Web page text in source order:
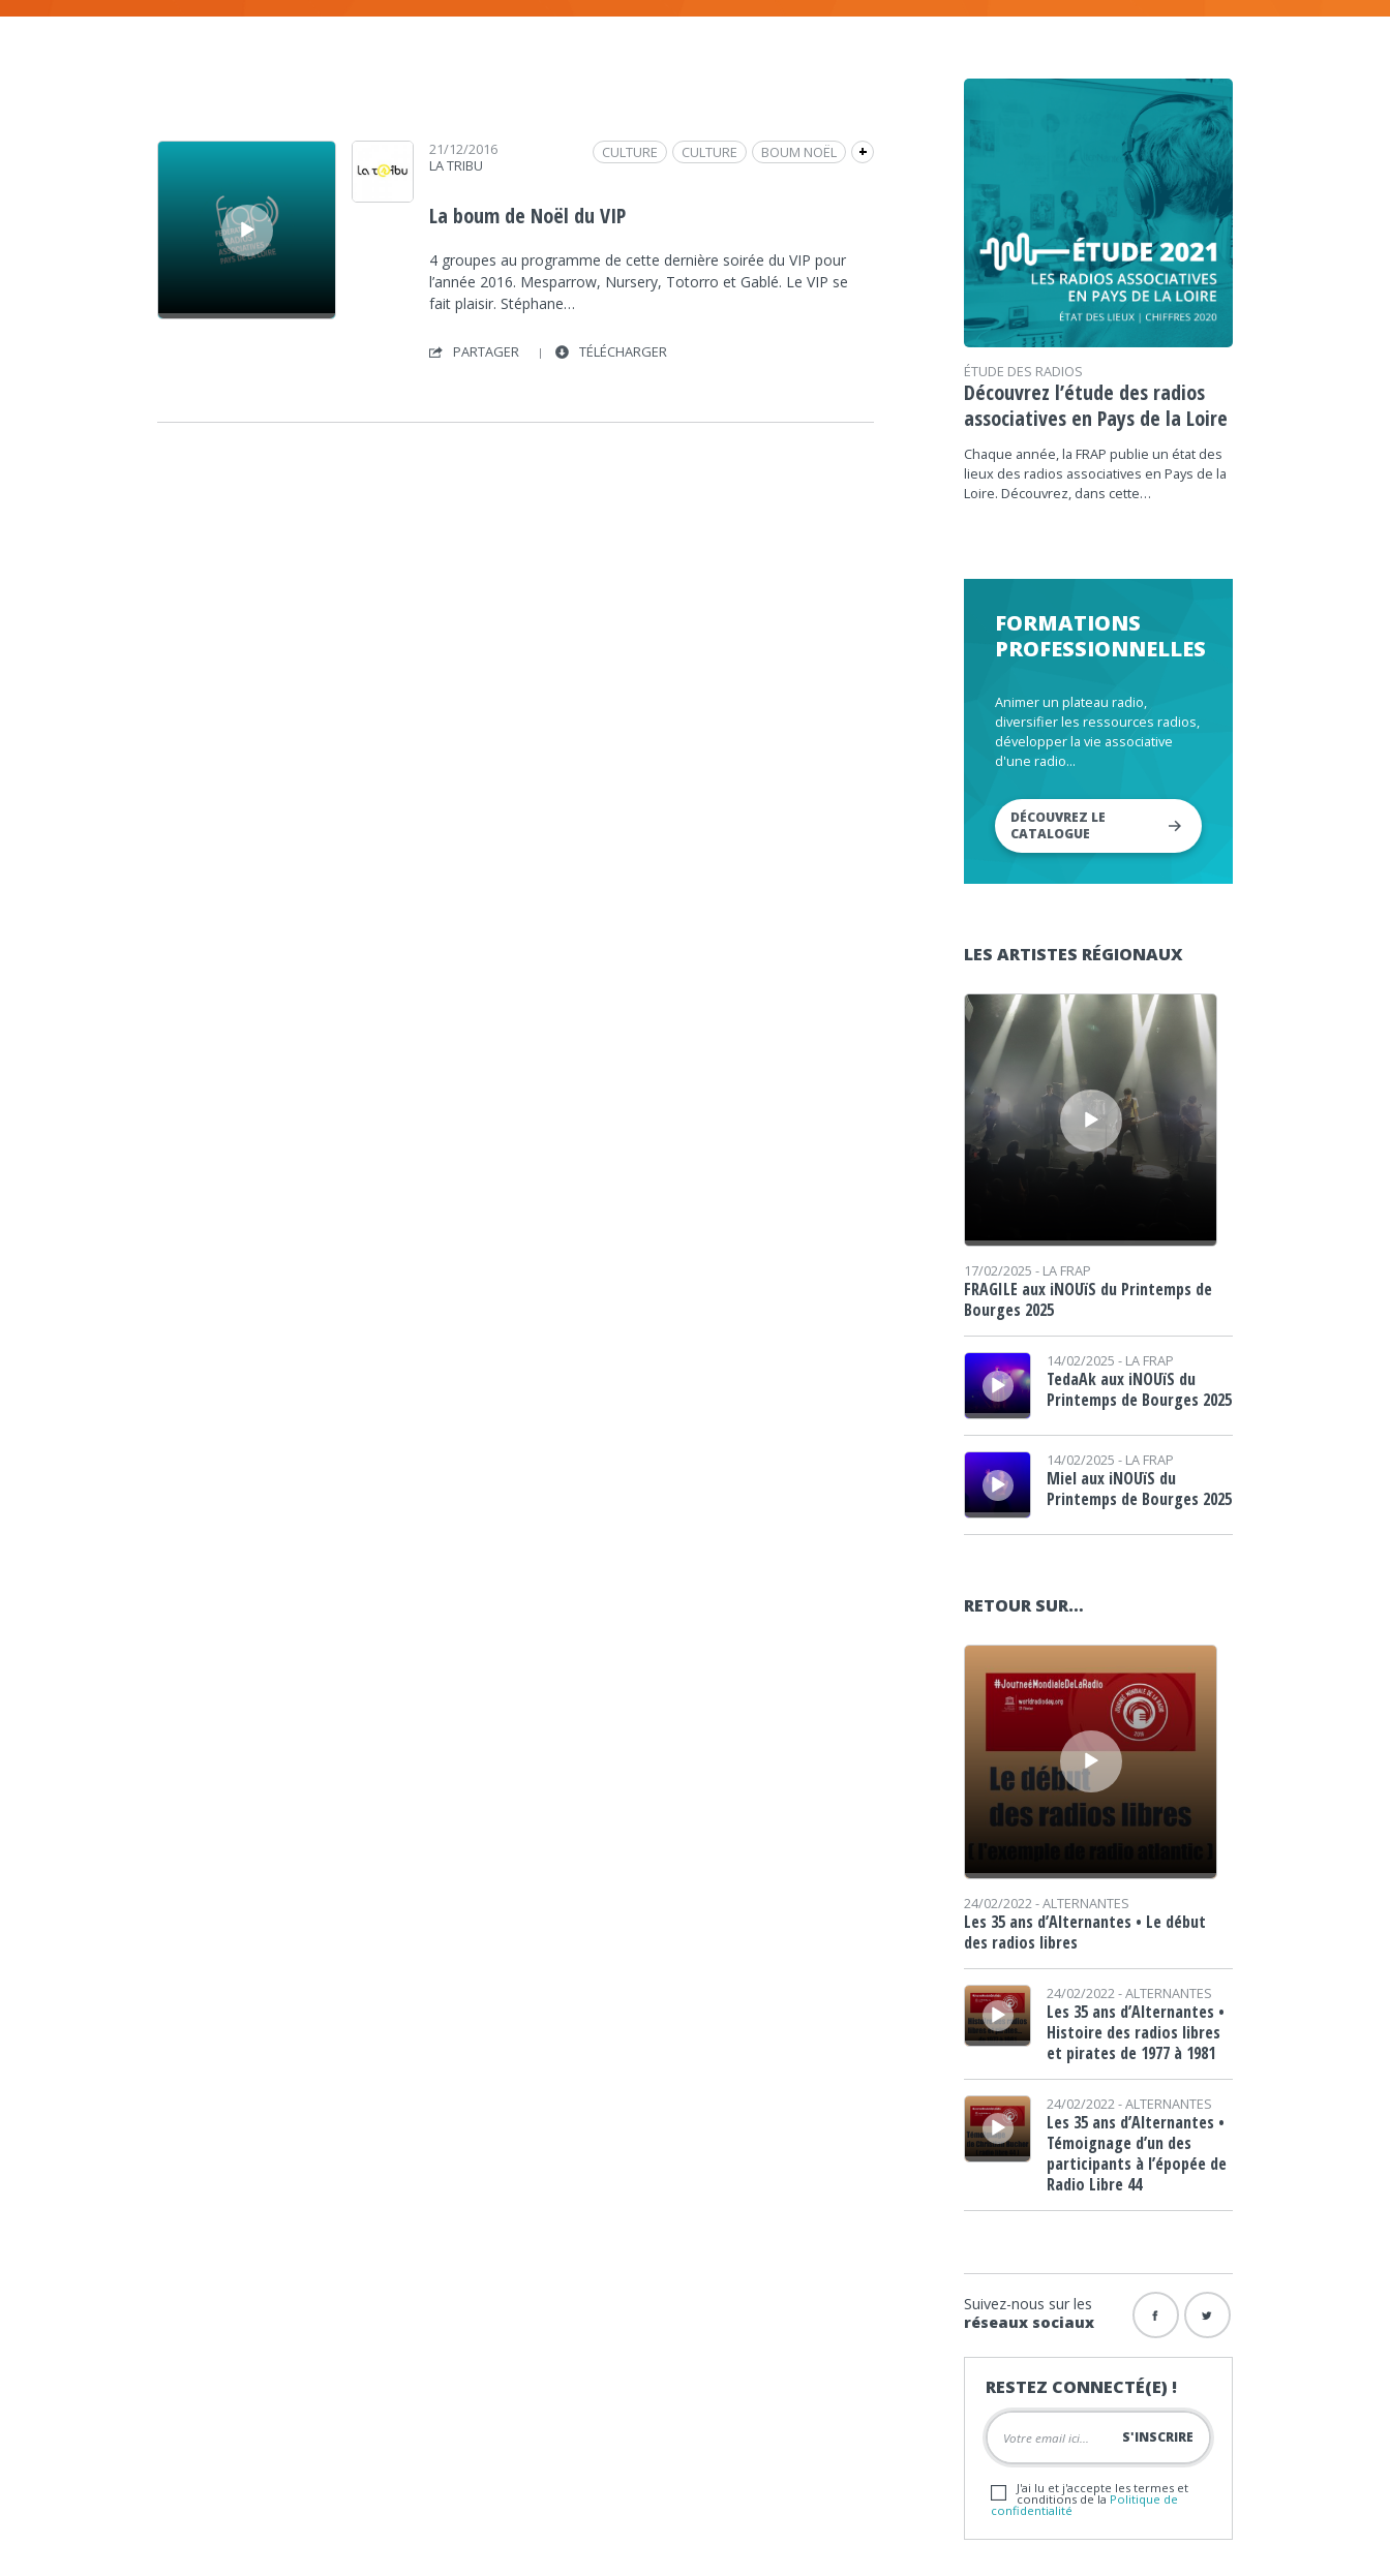
Lecteur audio
21/12/2016
LA TRIBU
+
BOUM NOËL
CULTURE
CULTURE
NURSERY
TOTORRO
La boum de Noël du VIP
4 groupes au programme de cette dernière soirée du VIP pour
l’année 2016. Mesparrow, Nursery, Totorro et Gablé. Le VIP se
fait plaisir. Stéphane…
PARTAGER
TÉLÉCHARGER
ÉTUDE DES RADIOS
Découvrez l’étude des radios
associatives en Pays de la Loire
Chaque année, la FRAP publie un état des
lieux des radios associatives en Pays de la
Loire. Découvrez, dans cette…
FORMATIONS
PROFESSIONNELLES
Animer un plateau radio,
diversifier les ressources radios,
développer la vie associative
d'une radio...
DÉCOUVREZ LE
CATALOGUE
LES ARTISTES RÉGIONAUX
Lecteur audio
17/02/2025 - LA FRAP
FRAGILE aux iNOUïS du Printemps de
Bourges 2025
Lecteur audio
14/02/2025 - LA FRAP
TedaAk aux iNOUïS du
Printemps de Bourges 2025
Lecteur audio 14/02/2025 - LA FRAP
Miel aux iNOUïS du
Printemps de Bourges 2025
RETOUR SUR…
Lecteur audio
24/02/2022 -ALTERNANTES
Les 35 ans d’Alternantes • Le début
des radios libres
Lecteur audio
24/02/2022 -ALTERNANTES
Les 35 ans d’Alternantes •
Histoire des radios libres
et pirates de 1977 à 1981
Lecteur audio
24/02/2022 -ALTERNANTES
Les 35 ans d’Alternantes •
Témoignage d’un des
participants à l’épopée de
Radio Libre 44
Suivez-nous sur les
réseaux sociaux
RESTEZ CONNECTÉ(E) !
J'ai lu et j'accepte les termes et
conditions de la Politique de
confidentialité